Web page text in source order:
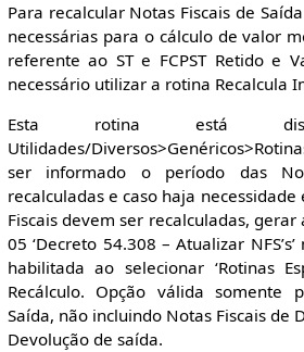
Para recalcular Notas Fiscais de
necessárias para o cálculo de valor
referente ao ST e FCPST Retido e
necessário utilizar a rotina Recalcula
Esta rotina está
Utilidades/
ser informado o período das
recalculadas e caso haja
Fiscais devem ser recalculadas,
05 ‘Decreto 54.308 – Atualizar
habilitada ao selecionar ‘Rotinas
Recálculo. Opção válida somente
Saída, não incluindo Notas Fiscais de
Devolução de saída.